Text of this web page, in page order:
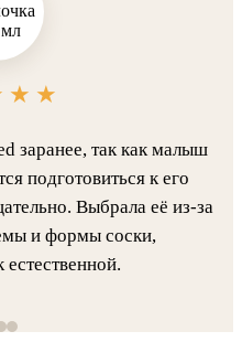
заранее, так как малыш
Выбрала её из-за
и формы соски,